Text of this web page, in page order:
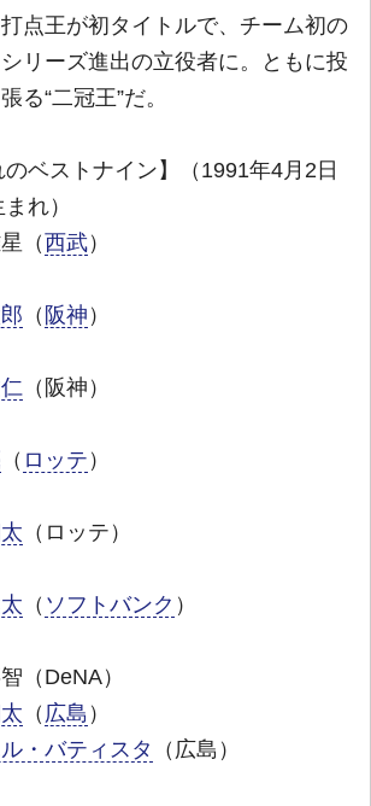
点王が初タイトルで、チーム初の
リーズ進出の立役者に。ともに投
る“二冠王”だ。
のベストナイン】（1991年4月2日
れ）
（西武）
（ 阪神 ）
（阪神）
（ ロッテ ）
（ロッテ）
（ ソフトバンク ）
（DeNA）
（ 広島 ）
・バティスタ
（広島）